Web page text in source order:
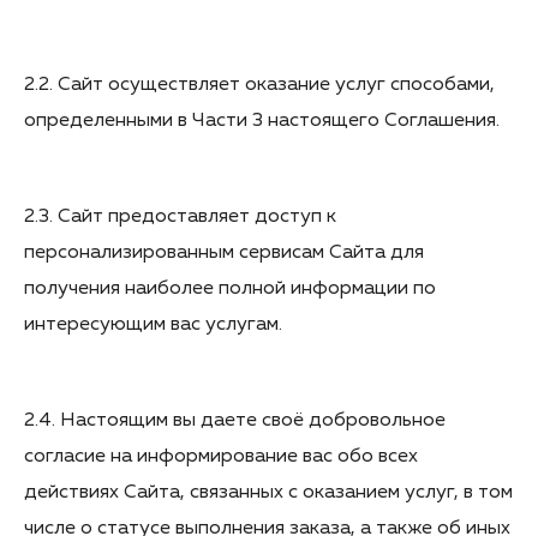
2.2. Сайт осуществляет оказание услуг способами,
определенными в Части 3 настоящего Соглашения.
2.3. Сайт предоставляет доступ к
персонализированным сервисам Сайта для
получения наиболее полной информации по
интересующим вас услугам.
2.4. Настоящим вы даете своё добровольное
согласие на информирование вас обо всех
действиях Сайта, связанных с оказанием услуг, в том
числе о статусе выполнения заказа, а также об иных